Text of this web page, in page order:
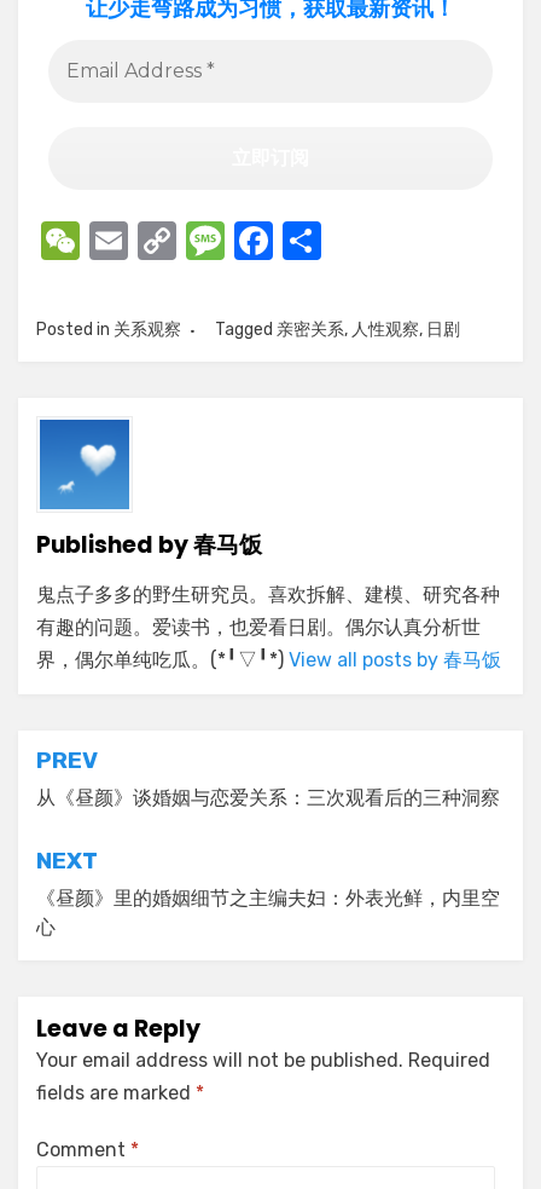
让少走弯路成为习惯，获取最新资讯！
W
C
E
ail
C
p
M
ss
F
c
ar
Posted in 关系观察 Tagged 亲密关系, 人性观察, 日剧
Published by春马饭
鬼点子多多的野生研究员。喜欢拆解、建模、研究各种
有趣的问题。爱读书，也爱看日剧。偶尔认真分析世
界，偶尔单纯吃瓜。(*╹▽╹*) View all posts by 春马饭
Post
navigation
PREV
从《昼颜》谈婚姻与恋爱关系：三次观看后的三种洞察
NEXT
《昼颜》里的婚姻细节之主编夫妇：外表光鲜，内里空
心
Leave a Reply
Your email address will not be published. Required
fields are marked *
Comment *